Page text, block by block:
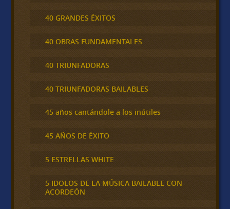
40 GRANDES ÉXITOS
40 OBRAS FUNDAMENTALES
40 TRIUNFADORAS
40 TRIUNFADORAS BAILABLES
45 años cantándole a los inútiles
45 AÑOS DE ÉXITO
5 ESTRELLAS WHITE
5 IDOLOS DE LA MÚSICA BAILABLE CON
ACORDEÓN